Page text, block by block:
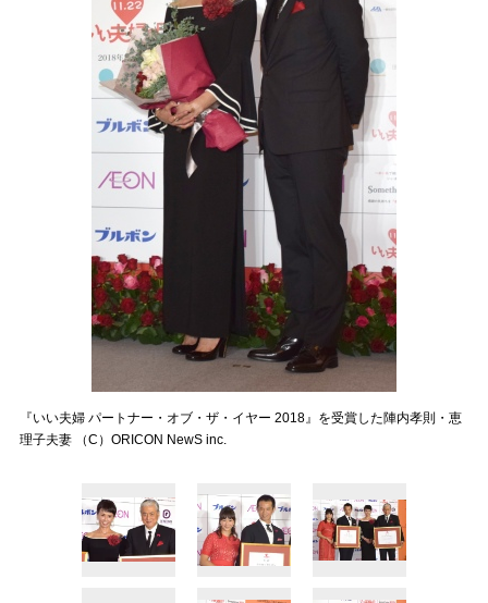
『いい夫婦 パートナー・オブ・ザ・イヤー 2018』を受賞した陣内孝則・恵
理子夫妻 （C）ORICON NewS inc.